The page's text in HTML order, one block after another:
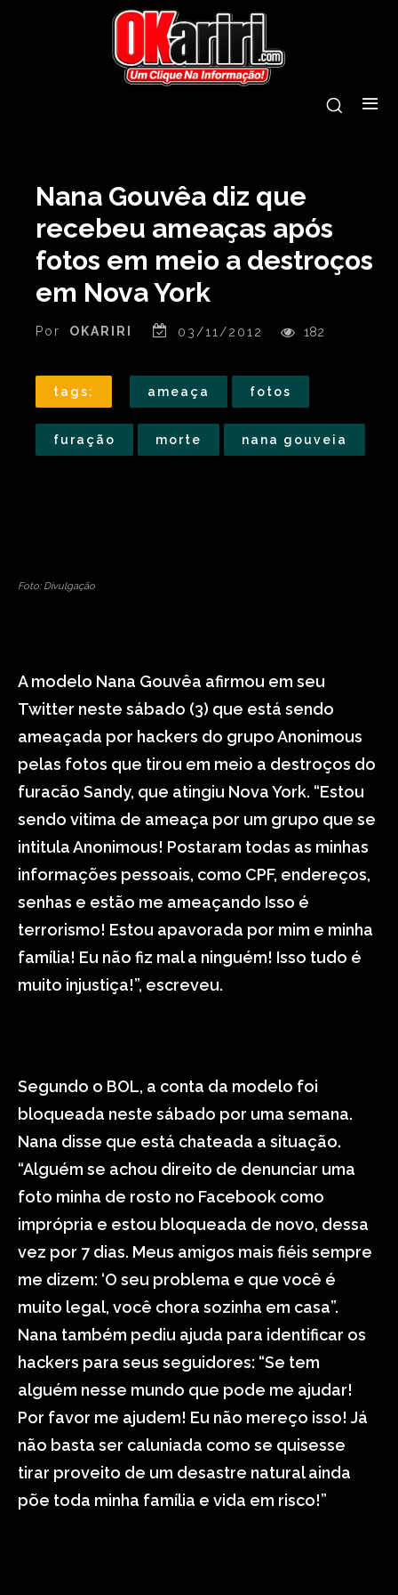
Nana Gouvêa diz que
recebeu ameaças após
fotos em meio a destroços
em Nova York
Por OKARIRI 03/11/2012 182
tags: ameaça fotos
furação morte nana gouveia
Foto: Divulgação
A modelo Nana Gouvêa afirmou em seu
Twitter neste sábado (3) que está sendo
ameaçada por hackers do grupo Anonimous
pelas fotos que tirou em meio a destroços do
furacão Sandy, que atingiu Nova York. “Estou
sendo vitima de ameaça por um grupo que se
intitula Anonimous! Postaram todas as minhas
informações pessoais, como CPF, endereços,
senhas e estão me ameaçando Isso é
terrorismo! Estou apavorada por mim e minha
família! Eu não fiz mal a ninguém! Isso tudo é
muito injustiça!”, escreveu.
Segundo o BOL, a conta da modelo foi
bloqueada neste sábado por uma semana.
Nana disse que está chateada a situação.
“Alguém se achou direito de denunciar uma
foto minha de rosto no Facebook como
imprópria e estou bloqueada de novo, dessa
vez por 7 dias. Meus amigos mais fiéis sempre
me dizem: ‘O seu problema e que você é
muito legal, você chora sozinha em casa”.
Nana também pediu ajuda para identificar os
hackers para seus seguidores: “Se tem
alguém nesse mundo que pode me ajudar!
Por favor me ajudem! Eu não mereço isso! Já
não basta ser caluniada como se quisesse
tirar proveito de um desastre natural ainda
põe toda minha família e vida em risco!”